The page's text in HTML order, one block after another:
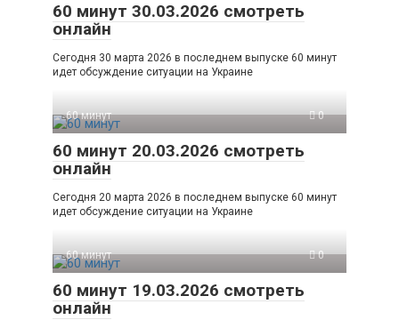
60 минут 30.03.2026 смотреть
онлайн
Сегодня 30 марта 2026 в последнем выпуске 60 минут
идет обсуждение ситуации на Украине
60 минут 0
60 минут 20.03.2026 смотреть
онлайн
Сегодня 20 марта 2026 в последнем выпуске 60 минут
идет обсуждение ситуации на Украине
60 минут 0
60 минут 19.03.2026 смотреть
онлайн